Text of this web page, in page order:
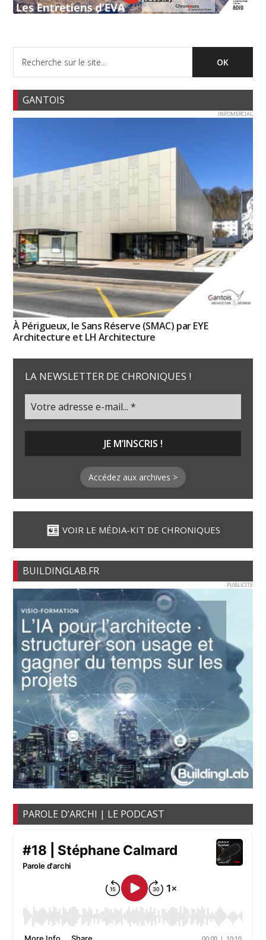
GANTOIS
INFOMERCIAL
À Périgueux, le Sans Réserve (SMAC) par EYE
Architecture et LH Architecture
LA NEWSLETTER DE CHRONIQUES !
Accédez aux archives >
VOIR LE MÉDIA-KIT DE CHRONIQUES
BUILDINGLAB.FR
PUBLICITE
PAROLE D’ARCHI | LE PODCAST